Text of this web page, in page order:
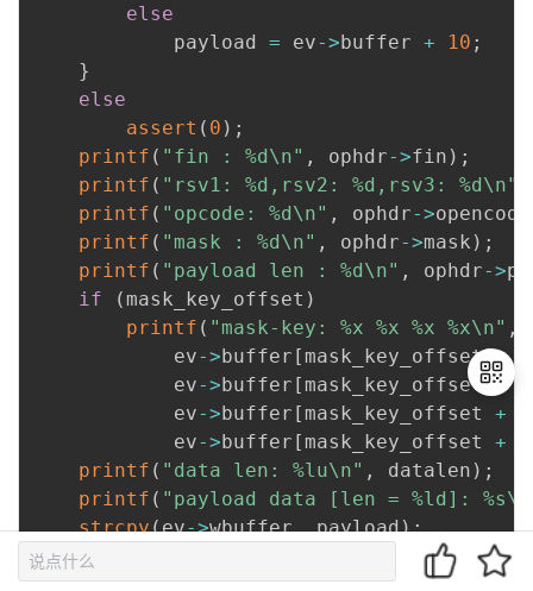
else
			payload
= ev->buffer + 10 ;
}
else
assert ( 0 ) ;
printf ( "fin : %d\n" , ophdr->fin ) ;
printf ( "rsv1: %d,rsv2: %d,rsv3: %d\n"
printf ( "opcode: %d\n" , ophdr->opencode
printf ( "mask : %d\n" , ophdr->mask ) ;
printf ( "payload len : %d\n" , ophdr->
if
( mask_key_offset )
printf ( "mask-key: %x %x %x %x\n" ,
			ev
->buffer [ mask_key_offset],
			ev
->buffer [ mask_key_offset +
			ev
->buffer [ mask_key_offset +
			ev
->buffer [ mask_key_offset +
printf ( "data len: %lu\n" , datalen ) ;
printf ( "payload data [len = %ld]:
strcpy(ev->wbuffer, payload);
	ev
memcpy(ev->mask_key, ev->buffer